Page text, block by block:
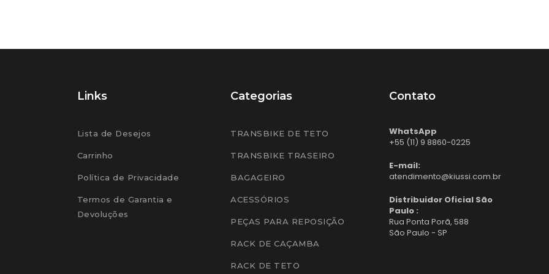
Links
Lista de Desejos
Carrinho
Política de Privacidade
Termos de Garantia e
Devoluções
Categorias
TRANSBIKE DE TETO
TRANSBIKE TRASEIRO
BAGAGEIRO
ACESSÓRIOS
PEÇAS PARA REPOSIÇÃO
RACK DE CAÇAMBA
RACK DE TETO
Contato
WhatsApp
+55 (11) 9 8860-0225
E-mail:
atendimento@kiussi.com.br
Distribuidor Oficial São
Paulo :
Rua Ponta Porã, 588
São Paulo - SP